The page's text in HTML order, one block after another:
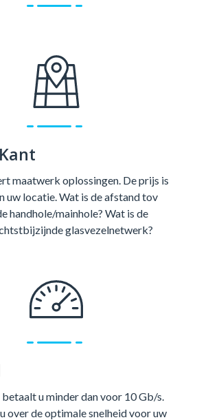
maatwerk oplossingen. De prijs is
uw locatie. Wat is de afstand tov
handhole/mainhole? Wat is de
glasvezelnetwerk?
u minder dan voor 10 Gb/s.
over de optimale snelheid voor uw